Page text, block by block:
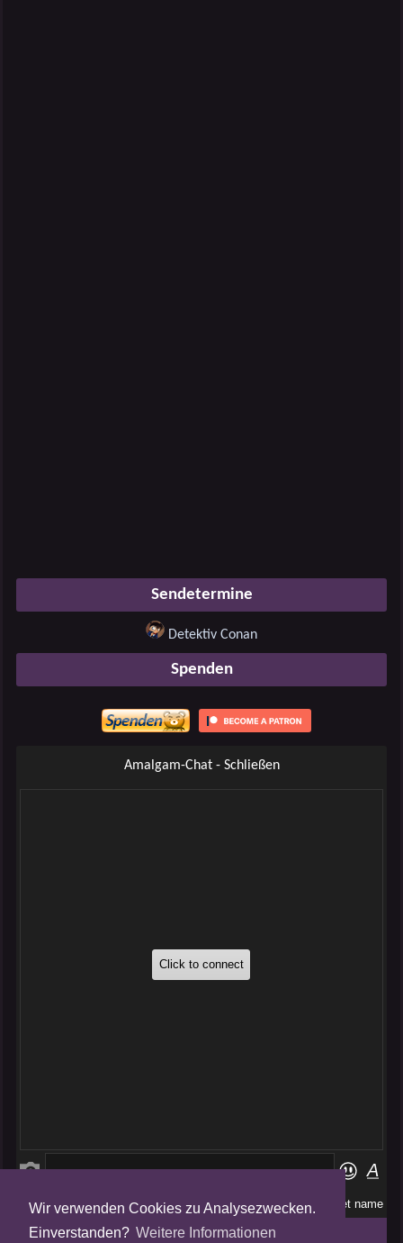
Wir verwenden Cookies zu Analysezwecken.
Einverstanden? Weitere Informationen
Sendetermine
Detektiv Conan
Spenden
Amalgam-Chat - Schließen
Folge uns auf